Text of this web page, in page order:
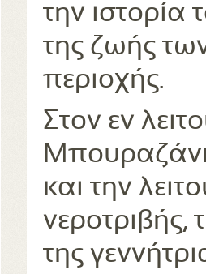
την ιστορία
της ζωής
Στον εν
και την
νεροτριβής,
της